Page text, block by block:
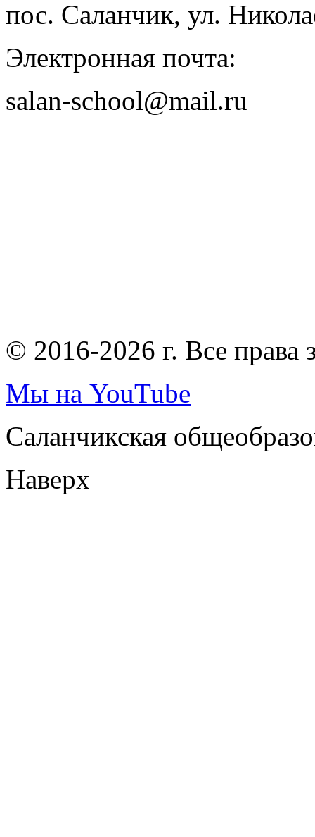
пос. Саланчик, ул.
Электронная почта:
salan-school@mail.ru
© 2016-2026 г. Все
Мы на YouTube
Саланчикская
Наверх